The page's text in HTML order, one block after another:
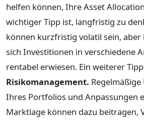
helfen können, Ihre Asset
wichtiger Tipp ist, langfristig zu
können kurzfristig volatil sein,
sich Investitionen in verschiedene
rentabel erwiesen. Ein weiterer
Risikomanagement.
Ihres Portfolios und Anpassungen
Marktlage können dazu beitragen,